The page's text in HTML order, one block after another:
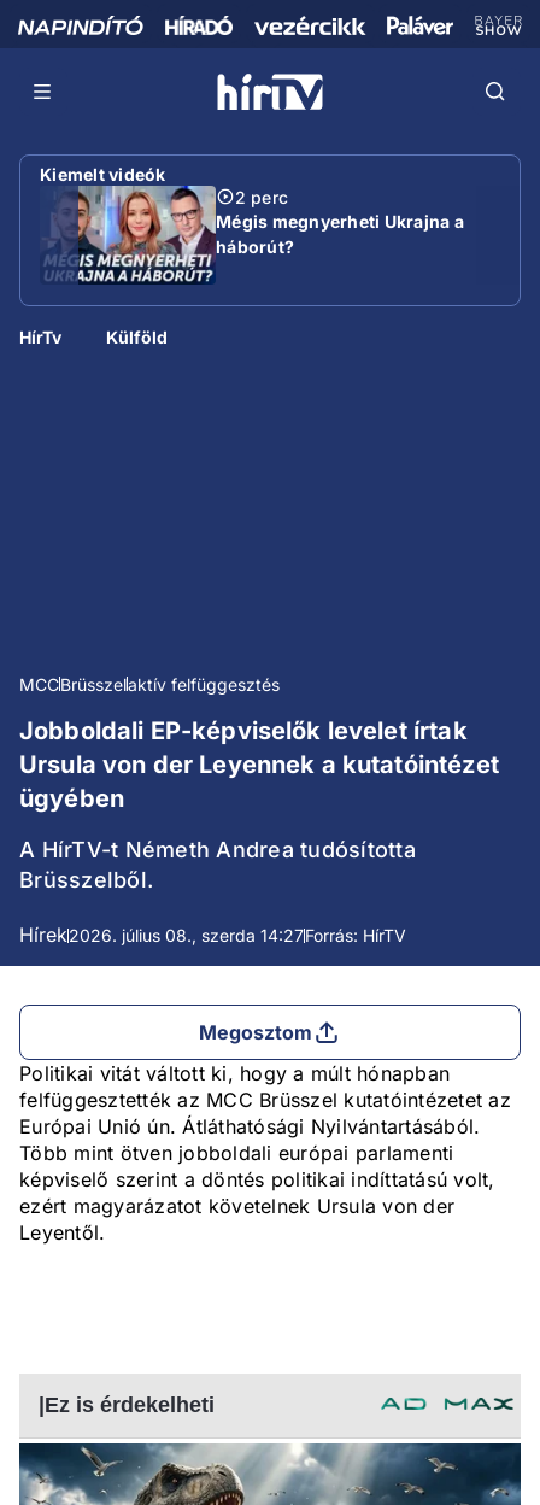
Kiemelt videók
2 perc
Mégis megnyerheti Ukrajna a
háborút?
HírTv Külföld
MCCBrüsszelaktív felfüggesztés
Jobboldali EP-képviselők levelet írtak
Ursula von der Leyennek a kutatóintézet
ügyében
A HírTV-t Németh Andrea tudósította
Brüsszelből.
Hírek2026. július 08., szerda 14:27Forrás: HírTV
Megosztom
Politikai vitát váltott ki, hogy a múlt hónapban
felfüggesztették az MCC Brüsszel kutatóintézetet az
Európai Unió ún. Átláthatósági Nyilvántartásából.
Több mint ötven jobboldali európai parlamenti
képviselő szerint a döntés politikai indíttatású volt,
ezért magyarázatot követelnek Ursula von der
Leyentől.